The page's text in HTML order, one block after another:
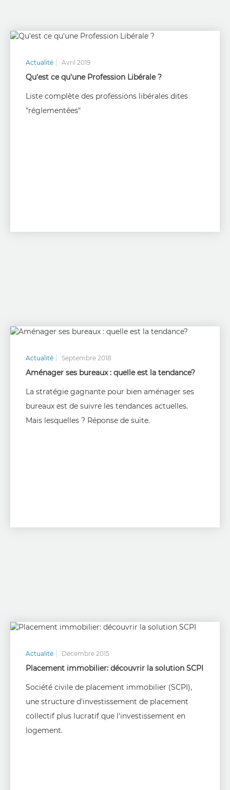
Actualité Avril 2019
Qu'est ce qu'une Profession Libérale ?
Liste complète des professions libérales dites
"réglementées"
Actualité Septembre 2018
Aménager ses bureaux : quelle est la tendance?
La stratégie gagnante pour bien aménager ses
bureaux est de suivre les tendances actuelles.
Mais lesquelles ? Réponse de suite.
Actualité Décembre 2015
Placement immobilier: découvrir la solution SCPI
Société civile de placement immobilier (SCPI),
une structure d'investissement de placement
collectif plus lucratif que l'investissement en
logement.